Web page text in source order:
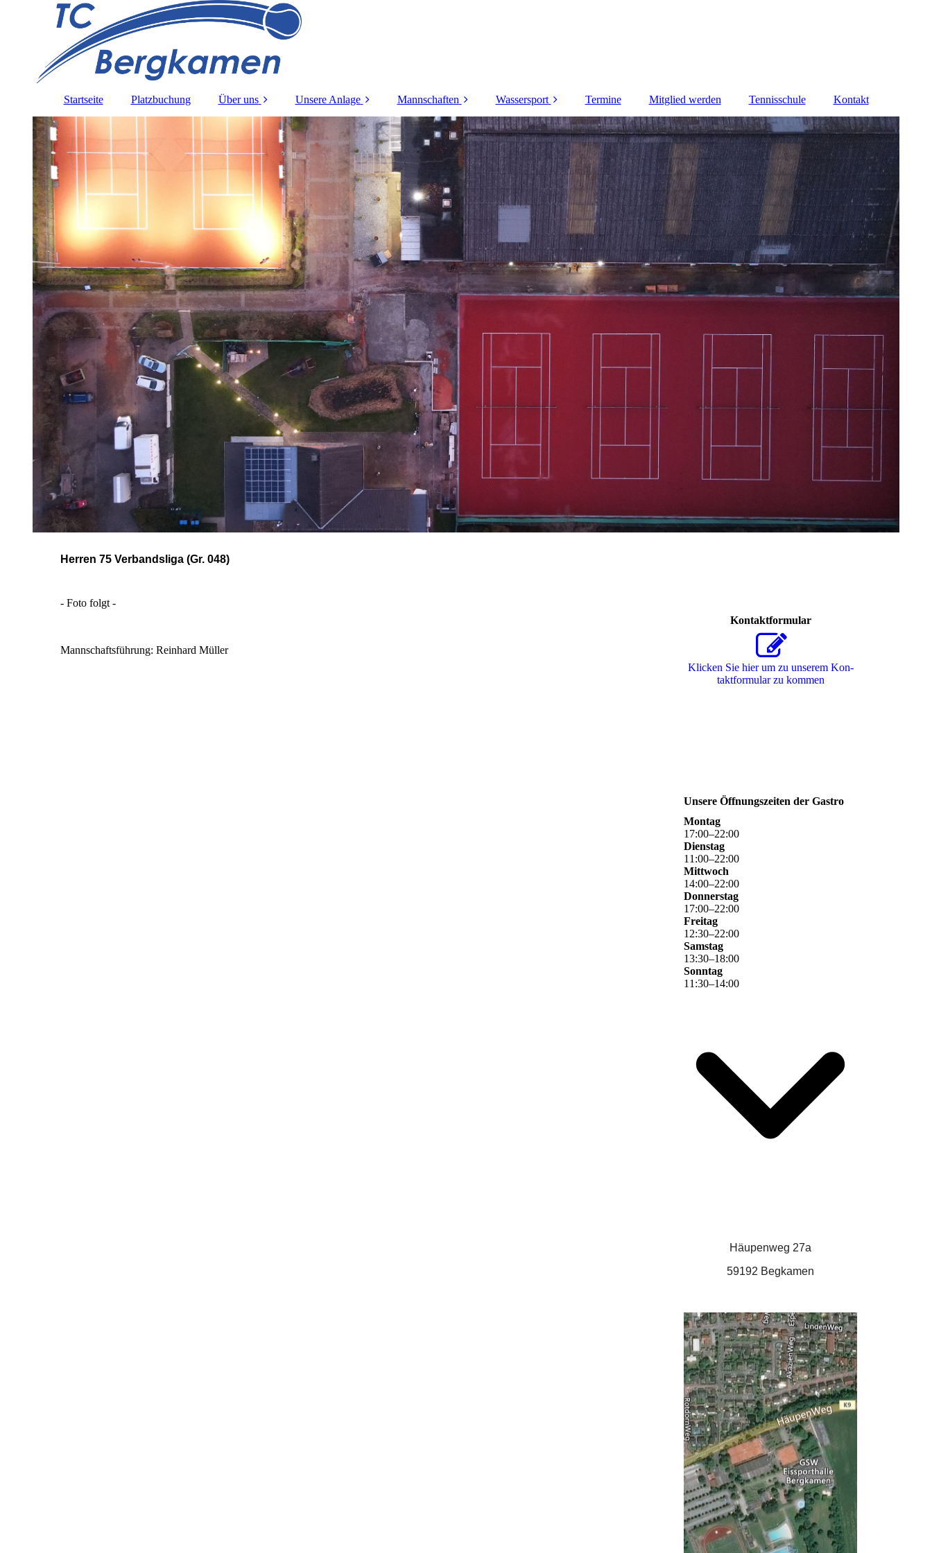
Startseite Platzbuchung Über uns
Satzung TCB e.V.
Unsere Anlage
Das Vereinsheim
Anlage und Plätze
Mannschaften
Herren
Herren 30
Herren 40
Herren 50
Herren 55
Herren 60
Herren 60 Doppel
Herren 65
Herren 70 1
Herren 70 2
Herren 75
Damen
Damen 50
Damen 55
Damen 65
Damen 60 Doppel
Wassersport
Wassergymnastik
Aqua-Fitness
Kinderschwimmen
Termine Mitglied werden Tennisschule Kontakt
Herren 75 Verbandsliga (Gr. 048)
- Foto folgt -
Mannschaftsführung: Reinhard Müller
Kontaktformular
Klicken Sie hier um zu unserem Kon­
takt­for­mu­lar zu kommen
Unsere Öffnungszeiten der Gastro
Montag
17:00–22:00
Dienstag
11 :00–22:00
Mittwoch
14:00–22:00
Donnerstag
17:00–22:00
Freitag
12:30–22:00
Samstag
13:30–18:00
Sonntag
11 :30–14:00
Häupenweg 27a
59192 Begkamen